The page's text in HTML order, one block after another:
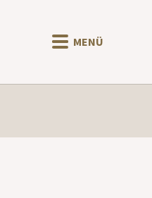
MENÜ